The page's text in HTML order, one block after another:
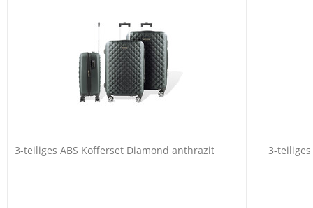
3-teiliges ABS Kofferset Diamond anthrazit 3-teiliges